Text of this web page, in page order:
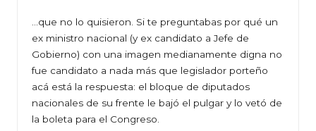
…que no lo quisieron. Si te preguntabas por qué un
ex ministro nacional (y ex candidato a Jefe de
Gobierno) con una imagen medianamente digna no
fue candidato a nada más que legislador porteño
acá está la respuesta: el bloque de diputados
nacionales de su frente le bajó el pulgar y lo vetó de
la boleta para el Congreso.